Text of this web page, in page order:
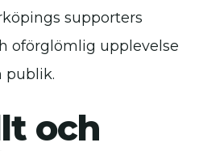
supporters
oförglömlig upplevelse
publik.
och